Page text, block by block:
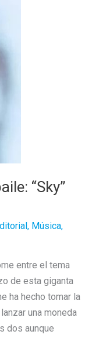
“Sky”
, Música,
entre el tema
de esta giganta
ha hecho tomar la
una moneda
dos aunque